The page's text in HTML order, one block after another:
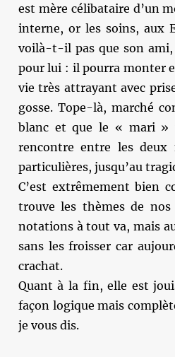
est mère célibataire d’un
interne, or les soins, aux
voilà-t-il pas que son ami,
pour lui : il pourra monter
vie très attrayant avec
gosse. Tope-là, marché
blanc et que le « mari »
rencontre entre les deux
particulières, jusqu’au
C’est extrêmement bien
trouve les thèmes de nos
notations à tout va, mais
sans les froisser car
crachat.
Quant à la fin, elle est
façon logique mais
je vous dis.